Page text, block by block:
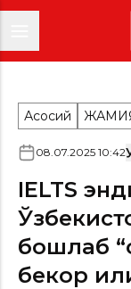
Асосий
08.07.2025 10:42
IELTS
бошлаб
бекор